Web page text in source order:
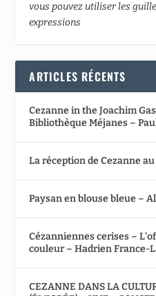
vous pouvez utiliser les
expressions
ARTICLES RÉCENTS
Cezanne in the Joachim
Bibliothèque Méjanes –
La réception de Cezanne
Paysan en blouse bleue –
Cézanniennes cerises –
couleur – Hadrien France-
CEZANNE DANS LA